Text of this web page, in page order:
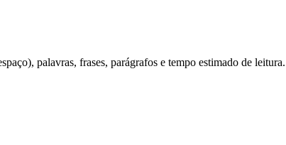
palavras, frases, parágrafos e tempo estimado de leitura.